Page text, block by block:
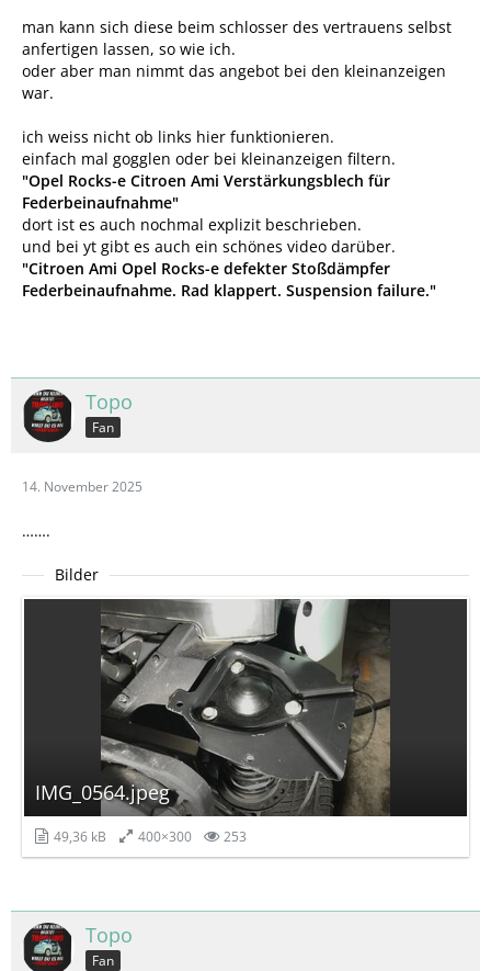
man kann sich diese beim schlosser des vertrauens selbst
anfertigen lassen, so wie ich.
oder aber man nimmt das angebot bei den kleinanzeigen
war.
ich weiss nicht ob links hier funktionieren.
einfach mal gogglen oder bei kleinanzeigen filtern.
"Opel Rocks-e Citroen Ami Verstärkungsblech für
Federbeinaufnahme"
dort ist es auch nochmal explizit beschrieben.
und bei yt gibt es auch ein schönes video darüber.
"Citroen Ami Opel Rocks-e defekter Stoßdämpfer
Federbeinaufnahme. Rad klappert. Suspension failure."
Topo
Fan
14. November 2025
…….
Bilder
IMG_0564.jpeg
49,36 kB 400×300 253
Topo
Fan